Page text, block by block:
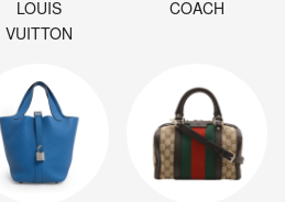
LOUIS
VUITTON
COACH